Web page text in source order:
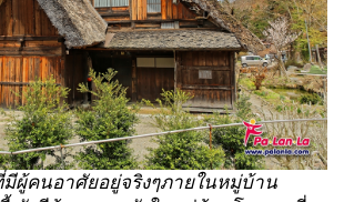
มีผู้คนอาศัยอยู่จริงๆภายในหมู่บ้าน